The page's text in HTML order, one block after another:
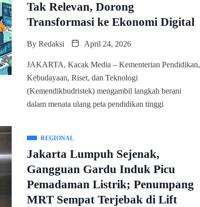
Tak Relevan, Dorong
Transformasi ke Ekonomi Digital
By Redaksi April 24, 2026
JAKARTA, Kacak Media – Kementerian Pendidikan,
Kebudayaan, Riset, dan Teknologi
(Kemendikbudristek) mengambil langkah berani
dalam menata ulang peta pendidikan tinggi
REGIONAL
Jakarta Lumpuh Sejenak,
Gangguan Gardu Induk Picu
Pemadaman Listrik; Penumpang
MRT Sempat Terjebak di Lift